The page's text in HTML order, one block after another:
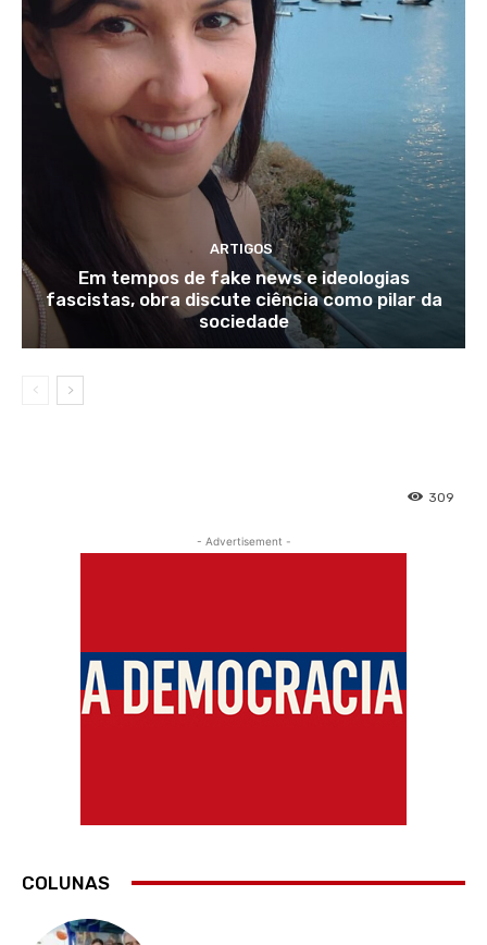
ARTIGOS
Em tempos de fake news e ideologias
fascistas, obra discute ciência como pilar da
sociedade
309
- Advertisement -
COLUNAS